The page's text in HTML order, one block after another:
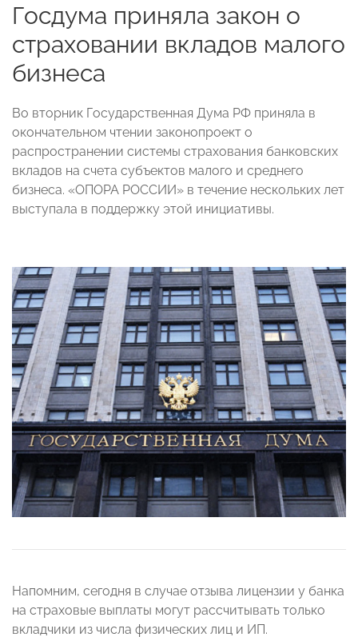
Госдума приняла закон о
страховании вкладов малого
бизнеса
Во вторник Государственная Дума РФ приняла в
окончательном чтении законопроект о
распространении системы страхования банковских
вкладов на счета субъектов малого и среднего
бизнеса. «ОПОРА РОССИИ» в течение нескольких лет
выступала в поддержку этой инициативы.
Напомним, сегодня в случае отзыва лицензии у банка
на страховые выплаты могут рассчитывать только
вкладчики из числа физических лиц и ИП.